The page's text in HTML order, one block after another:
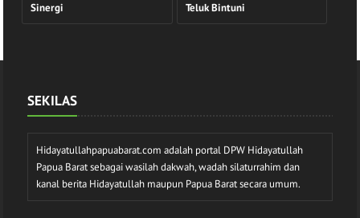
Sinergi Teluk Bintuni
SEKILAS
Hidayatullahpapuabarat.com adalah portal DPW Hidayatullah
Papua Barat sebagai wasilah dakwah, wadah silaturrahim dan
kanal berita Hidayatullah maupun Papua Barat secara umum.